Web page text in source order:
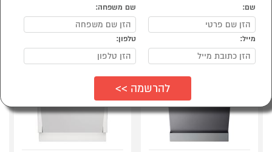
הרחבת
אחריות מדיחי
כלים בלומברג*
הרחבת
אחריות מדיחי
כלים בלומברג*
שם: שם משפחה:
מייל: טלפון: